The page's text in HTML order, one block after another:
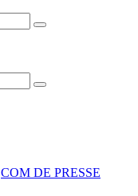
COM DE PRESSE